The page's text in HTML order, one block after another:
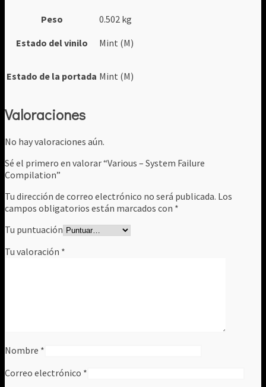
Peso
0.502 kg
Estado del vinilo
Mint (M)
Estado de la portada Mint (M)
Valoraciones
No hay valoraciones aún.
Sé el primero en valorar “Various – System Failure
Compilation”
Tu dirección de correo electrónico no será publicada. Los
campos obligatorios están marcados con *
Tu puntuación
Tu valoración *
Nombre *
Correo electrónico *